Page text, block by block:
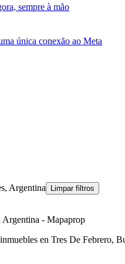
sempre à mão
única conexão ao Meta
Argentina Limpar filtros
Argentina - Mapaprop
en Tres De Febrero,